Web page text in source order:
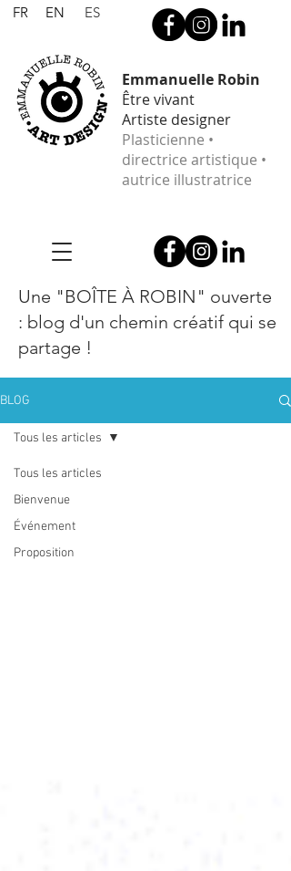
ES
EN
FR
Emmanuelle Robin
Être vivant
Artiste designer
Plasticienne •
directrice artistique •
autrice illustratrice
Une "BOÎTE À ROBIN" ouverte
: blog d'un chemin créatif qui se
partage !
BLOG
Tous les articles
Bienvenue
Événement
Proposition
Tous les articles